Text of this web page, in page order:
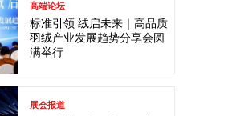
高端论坛
标准引领 绒启未来｜高品质
羽绒产业发展趋势分享会圆
满举行
展会报道